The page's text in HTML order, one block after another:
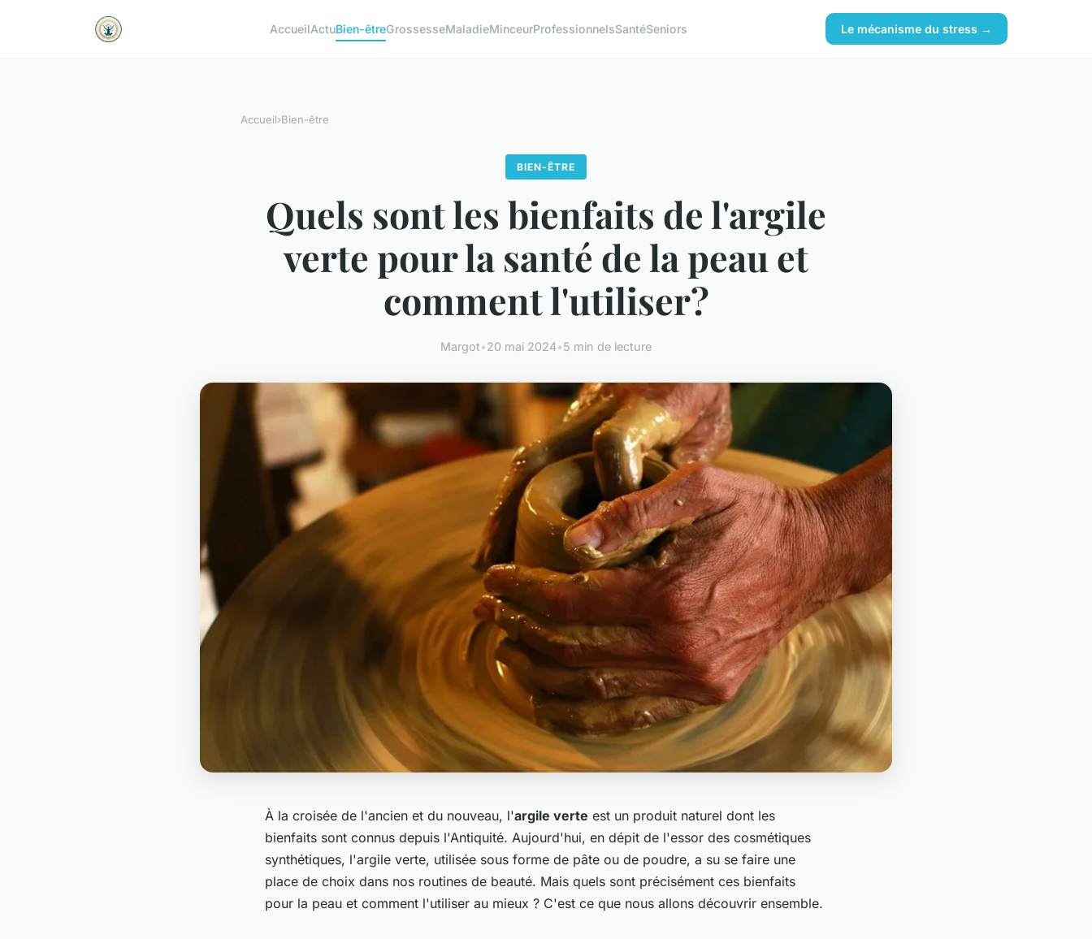
AccueilActuBien-êtreGrossesseMaladieMinceurProfessionnelsSantéSeniors Le mécanisme du stress →
Accueil›Bien-être
BIEN-ÊTRE
Quels sont les bienfaits de l'argile
verte pour la santé de la peau et
comment l'utiliser?
Margot•20 mai 2024•5 min de lecture
À la croisée de l'ancien et du nouveau, l'argile verte est un produit naturel dont les
bienfaits sont connus depuis l'Antiquité. Aujourd'hui, en dépit de l'essor des cosmétiques
synthétiques, l'argile verte, utilisée sous forme de pâte ou de poudre, a su se faire une
place de choix dans nos routines de beauté. Mais quels sont précisément ces bienfaits
pour la peau et comment l'utiliser au mieux ? C'est ce que nous allons découvrir ensemble.